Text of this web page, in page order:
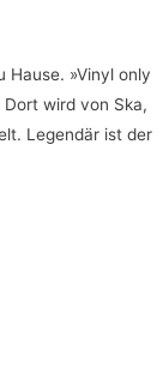
Hau­se. »Vinyl only
wird von Ska,
Legen­där ist der